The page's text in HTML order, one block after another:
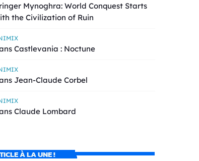
Mynoghra: World Conquest Starts
the Civilization of Ruin
Castlevania : Noctune
Jean-Claude Corbel
Claude Lombard
À LA UNE !